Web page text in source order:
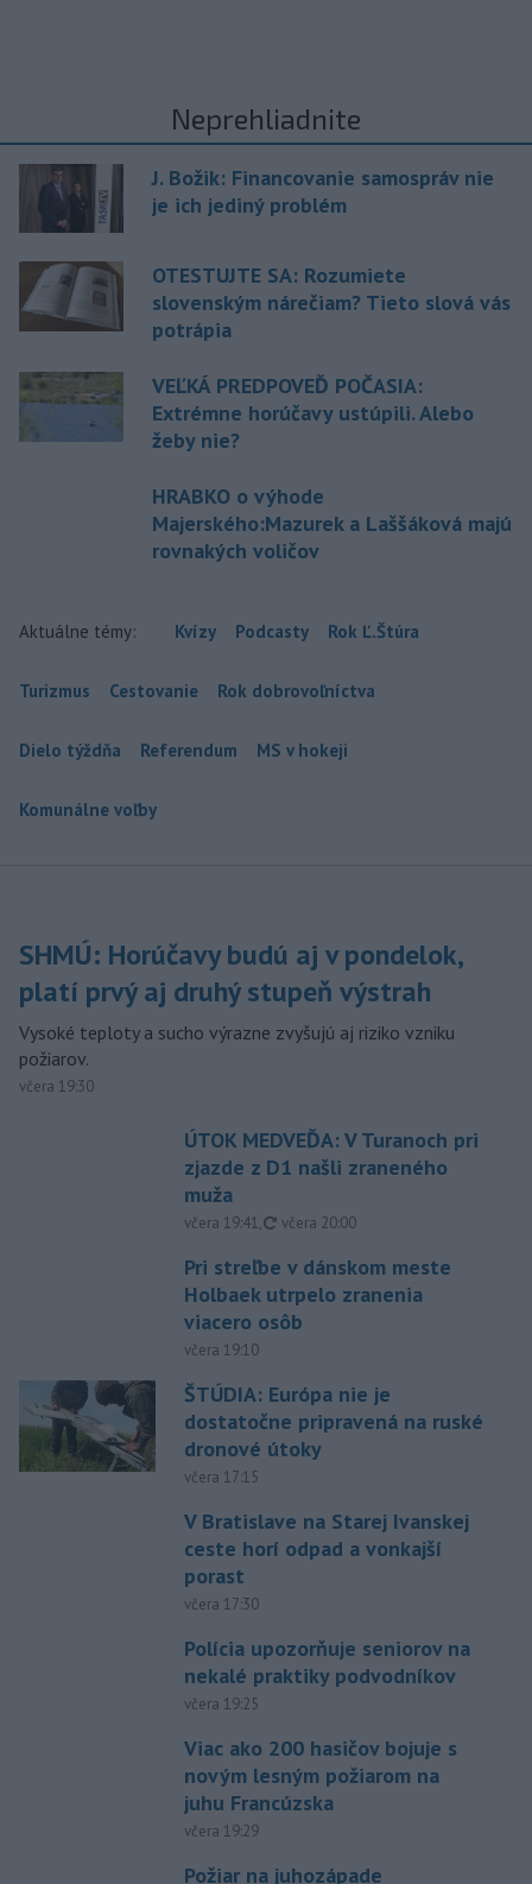
Neprehliadnite
J. Božik: Financovanie samospráv nie
je ich jediný problém
OTESTUJTE SA: Rozumiete
slovenským nárečiam? Tieto slová vás
potrápia
VEĽKÁ PREDPOVEĎ POČASIA:
Extrémne horúčavy ustúpili. Alebo
žeby nie?
HRABKO o výhode
Majerského:Mazurek a Laššáková majú
rovnakých voličov
Aktuálne témy: Kvízy Podcasty Rok Ľ.Štúra
Turizmus Cestovanie Rok dobrovoľníctva
Dielo týždňa Referendum MS v hokeji
Komunálne voľby
SHMÚ: Horúčavy budú aj v pondelok,
platí prvý aj druhý stupeň výstrah
Vysoké teploty a sucho výrazne zvyšujú aj riziko vzniku
požiarov.
včera 19:30
ÚTOK MEDVEĎA: V Turanoch pri
zjazde z D1 našli zraneného
muža
včera 19:41, aktualizované
včera 20:00
Pri streľbe v dánskom meste
Holbaek utrpelo zranenia
viacero osôb
včera 19:10
ŠTÚDIA: Európa nie je
dostatočne pripravená na ruské
dronové útoky
včera 17:15
V Bratislave na Starej Ivanskej
ceste horí odpad a vonkajší
porast
včera 17:30
Polícia upozorňuje seniorov na
nekalé praktiky podvodníkov
včera 19:25
Viac ako 200 hasičov bojuje s
novým lesným požiarom na
juhu Francúzska
včera 19:29
Požiar na juhozápade